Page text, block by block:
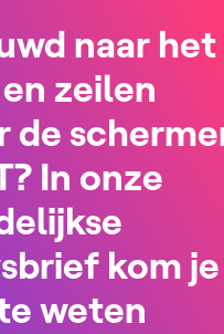
naar het
zeilen
de
In onze
kom je
weten